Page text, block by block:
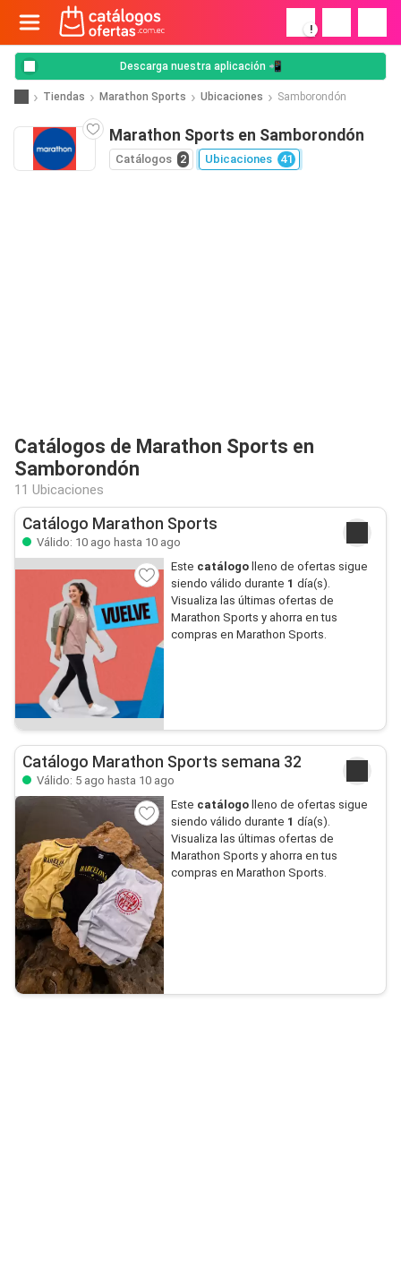
!
Descarga nuestra aplicación 📲
Tiendas Marathon Sports Ubicaciones Samborondón
Marathon Sports en Samborondón
Catálogos 2 Ubicaciones 41
Catálogos de Marathon Sports en
Samborondón
11 Ubicaciones
Catálogo Marathon Sports
Válido: 10 ago hasta 10 ago
Este catálogo lleno de ofertas sigue
siendo válido durante 1 día(s).
Visualiza las últimas ofertas de
Marathon Sports y ahorra en tus
compras en Marathon Sports.
Catálogo Marathon Sports semana 32
Válido: 5 ago hasta 10 ago
Este catálogo lleno de ofertas sigue
siendo válido durante 1 día(s).
Visualiza las últimas ofertas de
Marathon Sports y ahorra en tus
compras en Marathon Sports.